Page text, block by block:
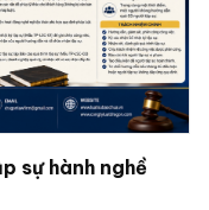
sự hành nghề